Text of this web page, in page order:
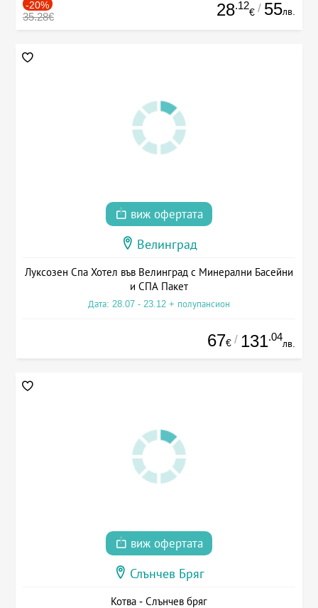
-20%
35.28€ 28.12
€ / 55лв.
виж офертата
Велинград
Луксозен Спа Хотел във Велинград с Минерални Басейни
и СПА Пакет
Дата: 28.07 - 23.12 + полупансион
67€ / 131.04
лв.
виж офертата
Слънчев Бряг
Котва - Слънчев бряг